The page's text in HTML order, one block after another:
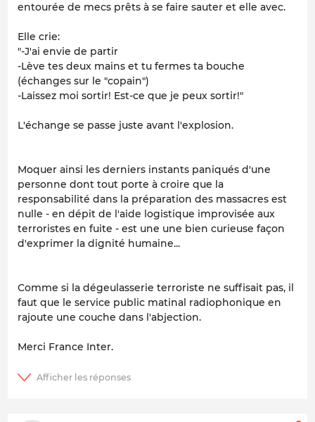
entourée de mecs prêts à se faire sauter et elle avec.
Elle crie:
"-J'ai envie de partir
-Lève tes deux mains et tu fermes ta bouche
(échanges sur le "copain")
-Laissez moi sortir! Est-ce que je peux sortir!"
L'échange se passe juste avant l'explosion.
Moquer ainsi les derniers instants paniqués d'une
personne dont tout porte à croire que la
responsabilité dans la préparation des massacres est
nulle - en dépit de l'aide logistique improvisée aux
terroristes en fuite - est une une bien curieuse façon
d'exprimer la dignité humaine...
Comme si la dégeulasserie terroriste ne suffisait pas, il
faut que le service public matinal radiophonique en
rajoute une couche dans l'abjection.
Merci France Inter.